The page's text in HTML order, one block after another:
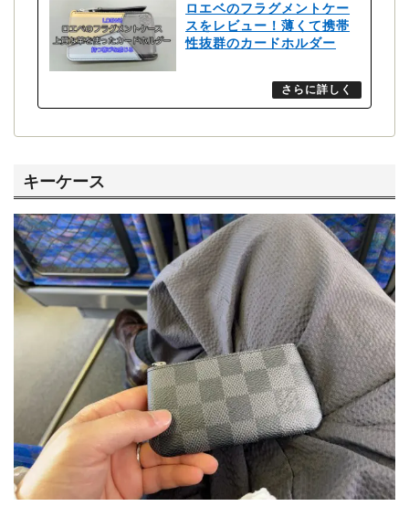
ロエベのフラグメントケー
スをレビュー！薄くて携帯
性抜群のカードホルダー
キーケース